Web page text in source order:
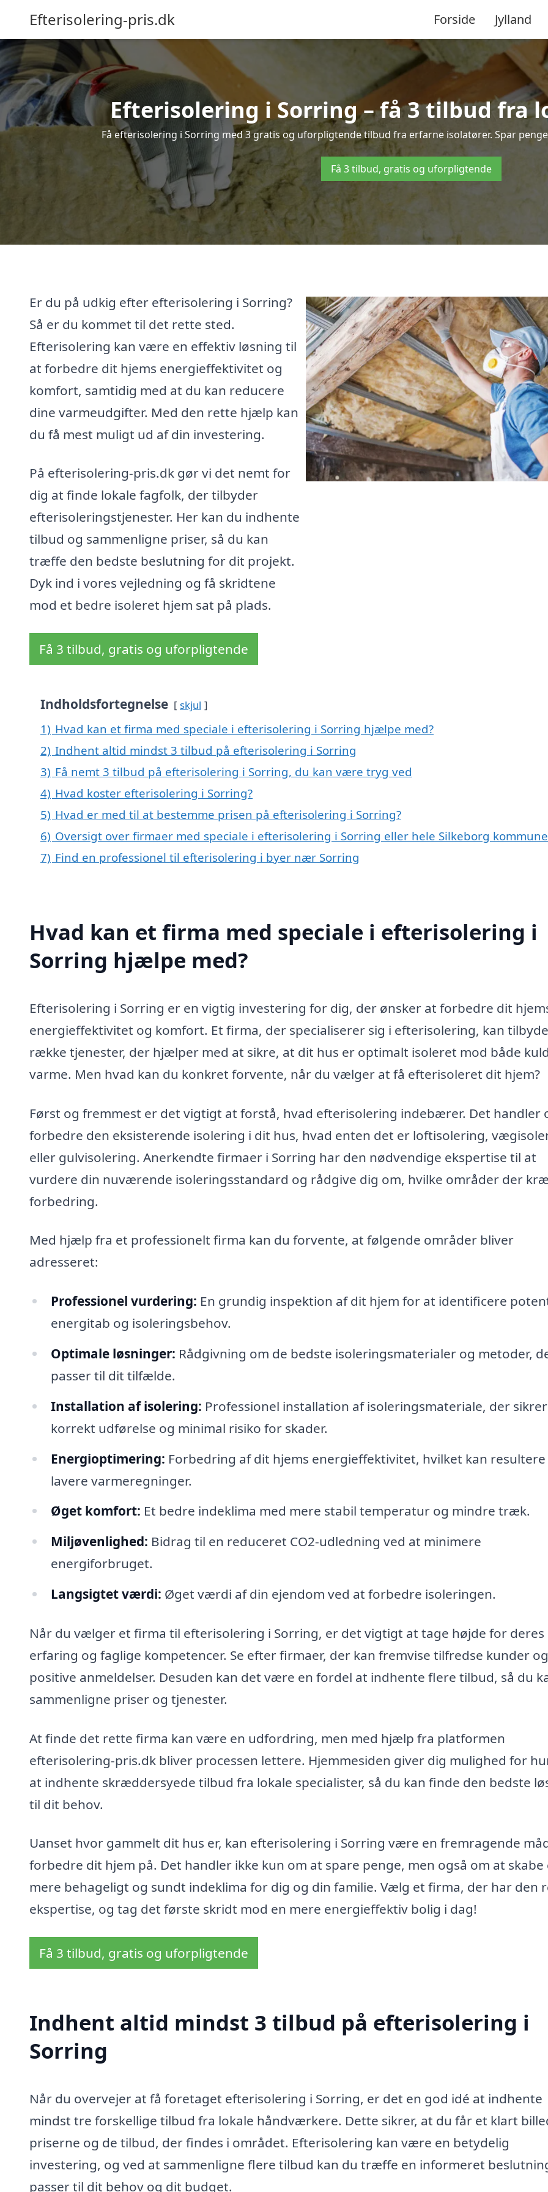
Efterisolering-pris.dk Forside Jylland
Efterisolering i Sorring – få 3 tilbud fra
Få efterisolering i Sorring med 3 gratis og uforpligtende tilbud fra erfarne isolatører. Spar
Få 3 tilbud, gratis og uforpligtende
Er du på udkig efter efterisolering i Sorring?
Så er du kommet til det rette sted.
Efterisolering kan være en effektiv løsning til
at forbedre dit hjems energieffektivitet og
komfort, samtidig med at du kan reducere
dine varmeudgifter. Med den rette hjælp kan
du få mest muligt ud af din investering.
På efterisolering-pris.dk gør vi det nemt for
dig at finde lokale fagfolk, der tilbyder
efterisoleringstjenester. Her kan du indhente
tilbud og sammenligne priser, så du kan
træffe den bedste beslutning for dit projekt.
Dyk ind i vores vejledning og få skridtene
mod et bedre isoleret hjem sat på plads.
Få 3 tilbud, gratis og uforpligtende
Indholdsfortegnelse skjul
1) Hvad kan et firma med speciale i efterisolering i Sorring hjælpe med?
2) Indhent altid mindst 3 tilbud på efterisolering i Sorring
3) Få nemt 3 tilbud på efterisolering i Sorring, du kan være tryg ved
4) Hvad koster efterisolering i Sorring?
5) Hvad er med til at bestemme prisen på efterisolering i Sorring?
6) Oversigt over firmaer med speciale i efterisolering i Sorring eller hele Silkeborg kommune
7) Find en professionel til efterisolering i byer nær Sorring
Hvad kan et firma med speciale i efterisolering i
Sorring hjælpe med?
Efterisolering i Sorring er en vigtig investering for dig, der ønsker at forbedre dit
energieffektivitet og komfort. Et firma, der specialiserer sig i efterisolering, kan
række tjenester, der hjælper med at sikre, at dit hus er optimalt isoleret mod både
varme. Men hvad kan du konkret forvente, når du vælger at få efterisoleret dit hjem?
Først og fremmest er det vigtigt at forstå, hvad efterisolering indebærer. Det handler
forbedre den eksisterende isolering i dit hus, hvad enten det er loftisolering,
eller gulvisolering. Anerkendte firmaer i Sorring har den nødvendige ekspertise til at
vurdere din nuværende isoleringsstandard og rådgive dig om, hvilke områder der
forbedring.
Med hjælp fra et professionelt firma kan du forvente, at følgende områder bliver
adresseret:
Professionel vurdering: En grundig inspektion af dit hjem for at identificere
energitab og isoleringsbehov.
Optimale løsninger: Rådgivning om de bedste isoleringsmaterialer og metoder,
passer til dit tilfælde.
Installation af isolering: Professionel installation af isoleringsmateriale, der sikrer
korrekt udførelse og minimal risiko for skader.
Energioptimering: Forbedring af dit hjems energieffektivitet, hvilket kan resultere
lavere varmeregninger.
Øget komfort: Et bedre indeklima med mere stabil temperatur og mindre træk.
Miljøvenlighed: Bidrag til en reduceret CO2-udledning ved at minimere
energiforbruget.
Langsigtet værdi: Øget værdi af din ejendom ved at forbedre isoleringen.
Når du vælger et firma til efterisolering i Sorring, er det vigtigt at tage højde for deres
erfaring og faglige kompetencer. Se efter firmaer, der kan fremvise tilfredse kunder og
positive anmeldelser. Desuden kan det være en fordel at indhente flere tilbud, så du
sammenligne priser og tjenester.
At finde det rette firma kan være en udfordring, men med hjælp fra platformen
efterisolering-pris.dk bliver processen lettere. Hjemmesiden giver dig mulighed for
at indhente skræddersyede tilbud fra lokale specialister, så du kan finde den bedste
til dit behov.
Uanset hvor gammelt dit hus er, kan efterisolering i Sorring være en fremragende
forbedre dit hjem på. Det handler ikke kun om at spare penge, men også om at skabe
mere behageligt og sundt indeklima for dig og din familie. Vælg et firma, der har den
ekspertise, og tag det første skridt mod en mere energieffektiv bolig i dag!
Få 3 tilbud, gratis og uforpligtende
Indhent altid mindst 3 tilbud på efterisolering i
Sorring
Når du overvejer at få foretaget efterisolering i Sorring, er det en god idé at indhente
mindst tre forskellige tilbud fra lokale håndværkere. Dette sikrer, at du får et klart
priserne og de tilbud, der findes i området. Efterisolering kan være en betydelig
investering, og ved at sammenligne flere tilbud kan du træffe en informeret
passer til dit behov og dit budget.